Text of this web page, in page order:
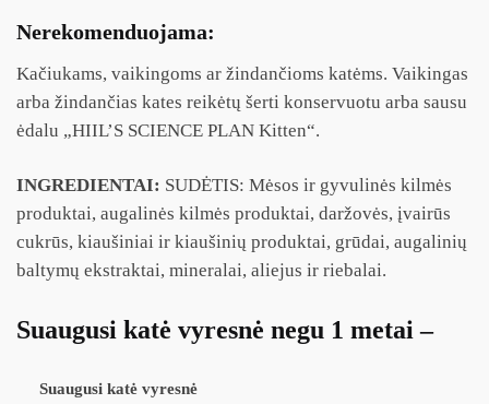
Nerekomenduojama:
Kačiukams, vaikingoms ar žindančioms katėms. Vaikingas
arba žindančias kates reikėtų šerti konservuotu arba sausu
ėdalu „HIIL’S SCIENCE PLAN Kitten“.
INGREDIENTAI: SUDĖTIS: Mėsos ir gyvulinės kilmės
produktai, augalinės kilmės produktai, daržovės, įvairūs
cukrūs, kiaušiniai ir kiaušinių produktai, grūdai, augalinių
baltymų ekstraktai, mineralai, aliejus ir riebalai.
Suaugusi katė vyresnė negu 1 metai –
Suaugusi katė vyresnė